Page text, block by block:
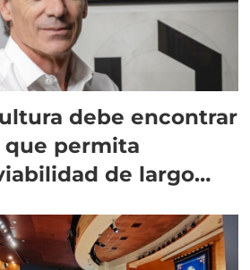
debe encontrar
permita
de largo